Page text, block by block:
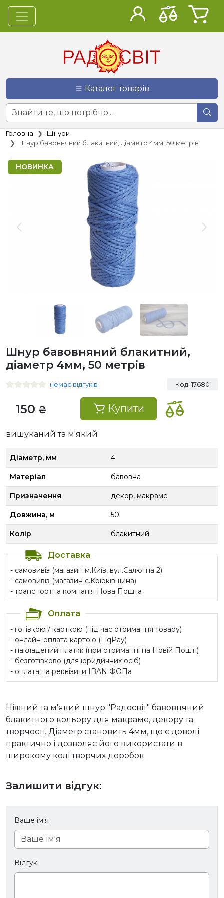
Каталог товарів
Головна
Шнури
Шнур бавовняний блакитний, діаметр 4мм, 50 метрів
НОВИНКА
Шнур бавовняний блакитний,
діаметр 4мм, 50 метрів
немає відгуків Код: 17680
150 ₴ Купити
вишуканий та м'який
Діаметр, мм 4
Матеріал бавовна
Призначення декор, макраме
Довжина, м 50
Колір блакитний
Доставка
- самовивіз (магазин м.Київ, вул.Салютна 2)
- самовивіз (магазин с.Крюківщина)
- транспортна компанія Нова Пошта
Оплата
- готівкою / карткою (під час отримання товару)
- онлайн-оплата картою (LiqPay)
- накладений платіж (при отриманні на Новій Пошті)
- безготівково (для юридичних осіб)
- оплата на реквізити IBAN ФОПа
Ніжний та м'який шнур "Радосвіт" бавовняний
блакитного кольору для макраме, декору та
творчості. Діаметр становить 4мм, що є доволі
практично і дозволяє його використати в
широкому колі творчих доробок
Залишити відгук:
Ваше ім'я
Відгук